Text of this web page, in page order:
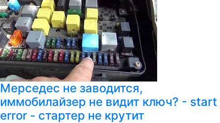
Мерседес не заводится,
иммобилайзер не видит ключ? - start
error - стартер не крутит